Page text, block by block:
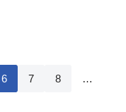
6 7 8 …